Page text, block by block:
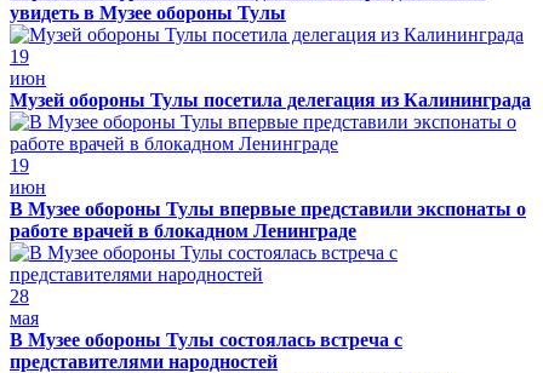
увидеть в Музее обороны Тулы
19
июн
Музей обороны Тулы посетила делегация из Калининграда
19
июн
В Музее обороны Тулы впервые представили экспонаты о
работе врачей в блокадном Ленинграде
28
мая
В Музее обороны Тулы состоялась встреча с
представителями народностей